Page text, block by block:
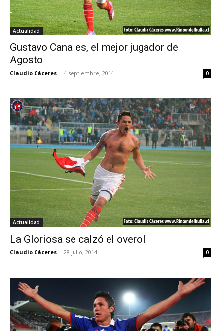
Actualidad
Gustavo Canales, el mejor jugador de
Agosto
Claudio Cáceres - 4 septiembre, 2014 0
Actualidad
La Gloriosa se calzó el overol
Claudio Cáceres - 28 julio, 2014 0